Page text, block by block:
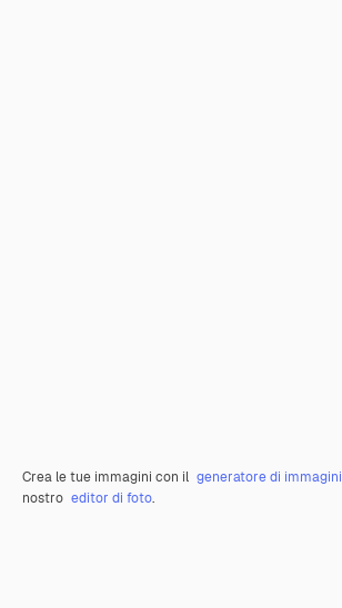
Crea le tue immagini con il generatore di immagini
nostro editor di foto.